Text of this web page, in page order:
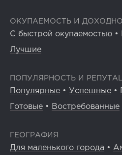
ОКУПАЕМОСТЬ И
С быстрой окупаемостью •
Лучшие
ПОПУЛЯРНОСТЬ И
Популярные • Успешные •
Готовые • Востребованные
ГЕОГРАФИЯ
Для маленького города •